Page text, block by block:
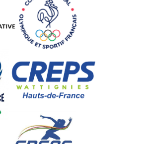
Webinaire campagne Projet Sportif
Fédéral 2026